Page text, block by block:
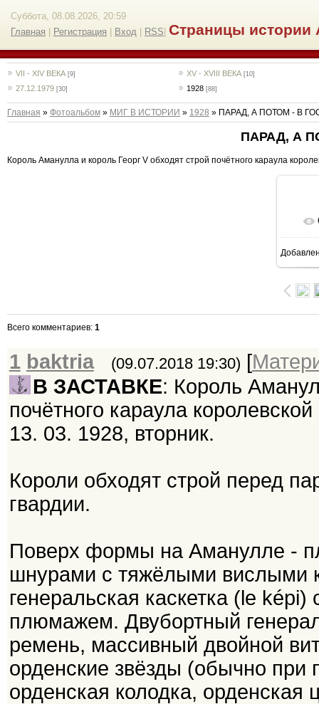
Суббота, 08.08.2026, 20:59
Главная
Регистрация Вход RSS Страницы истории
VII - XIV ВЕКА [9] XV - XVIII ВЕКА [10]
27.12.1979 [30] 1928 [88]
Главная » Фотоальбом» МИГ В ИСТОРИИ » 1928 » ПАРАД, А ПОТОМ - В
ПАРАД, А
Король Аманулла и король Георг V обходят строй почётного караула
Всего комментариев: 1
1 baktria (09.07.2018 19:30) [
В ЗАСТАВКЕ: Король
почётного караула
13. 03. 1928, вторник.
Короли обходят строй перед
гвардии.
Поверх формы на Аманулле -
шнурами с тяжёлыми вислыми
генеральская каскетка (le
плюмажем. Двубортный
ремень, массивный двойной
орденские звёзды (обычно при
орденская колодка,